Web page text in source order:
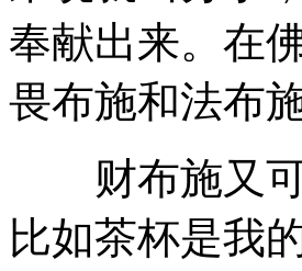
奉献出来。在
畏布施和法布施
财布施又可
比如茶杯是我